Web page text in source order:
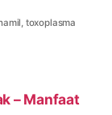
toxoplasma
– Manfaat